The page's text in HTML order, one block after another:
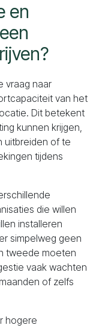
en
vraag naar
van het
Dit betekent
kunnen krijgen,
uitbreiden of te
tijdens
die willen
installeren
simpelweg geen
tweede moeten
vaak wachten
of zelfs
hogere